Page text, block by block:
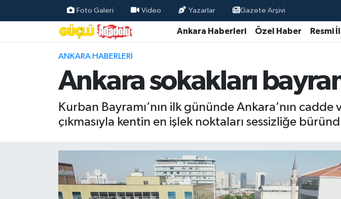
Foto Galeri Video Yazarlar Gazete Arşivi
Ankara Haberleri Özel Haber Resmi
ANKARA HABERLERI
Ankara sokakları
Kurban Bayramı’nın ilk gününde Ankara’nın cadde
çıkmasıyla kentin en işlek noktaları sessizliğe
Özel Haber
Resmi İlanlar